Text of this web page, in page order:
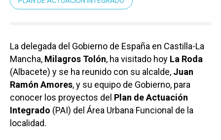
La delegada del Gobierno de España en Castilla-La
Mancha, Milagros Tolón, ha visitado hoy La Roda
(Albacete) y se ha reunido con su alcalde, Juan
Ramón Amores, y su equipo de Gobierno, para
conocer los proyectos del Plan de Actuación
Integrado (PAI) del Área Urbana Funcional de la
localidad.